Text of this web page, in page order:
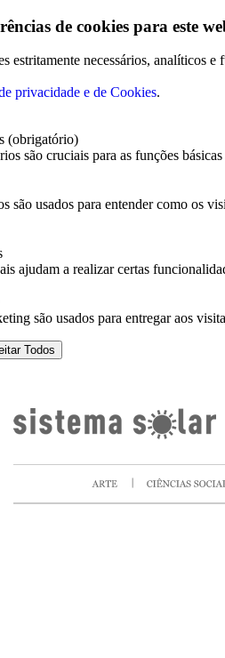
de cookies para este
estritamente necessários, analíticos
privacidade e de Cookies.
(obrigatório)
são cruciais para as funções
são usados para entender como os
ajudam a realizar certas
são usados para entregar aos
Todos